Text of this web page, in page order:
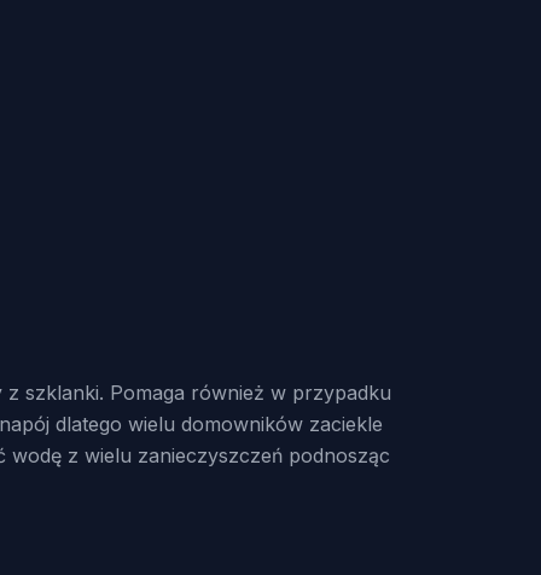
szklanki. Pomaga również w przypadku
dlatego wielu domowników zaciekle
wodę z wielu zanieczyszczeń podnosząc